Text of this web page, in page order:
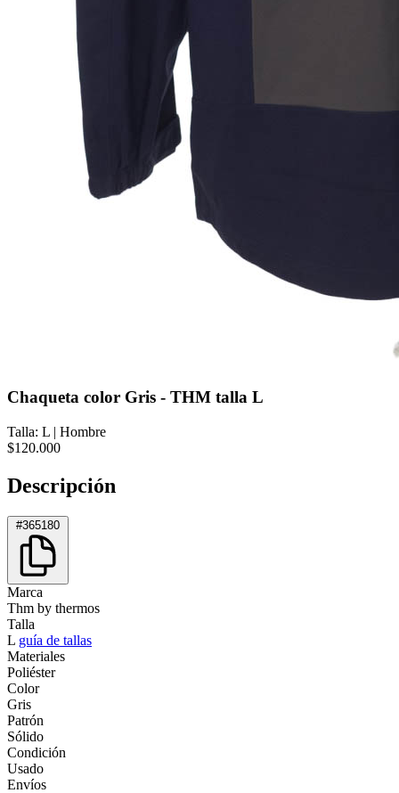
Chaqueta color Gris - THM talla L
Talla: L | Hombre
$120.000
Descripción
#365180
Marca
Thm by thermos
Talla
L guía de tallas
Materiales
Poliéster
Color
Gris
Patrón
Sólido
Condición
Usado
Envíos